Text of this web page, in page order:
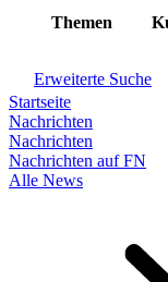
Themen
Erweiterte Suche
Startseite
Nachrichten
Nachrichten
Nachrichten auf FN
Alle News